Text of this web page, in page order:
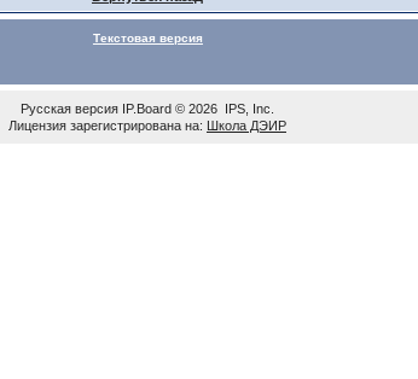
Текстовая версия
Русская версия IP.Board© 2026 IPS, Inc
Лицензия зарегистрирована на: Школа ДЭИР